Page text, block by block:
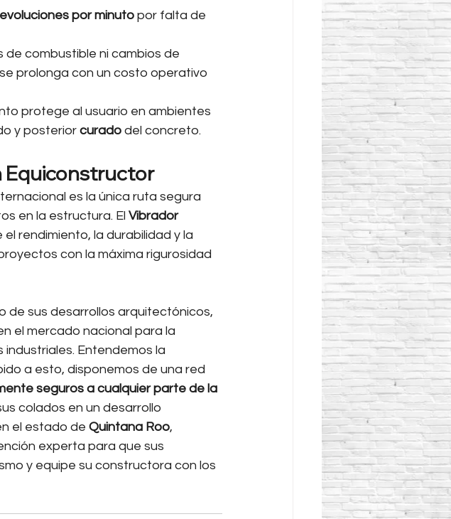
por minuto por falta de
de combustible ni cambios de
prolonga con un costo operativo
protege al usuario en ambientes
y posterior curado del concreto.
Equiconstructor
es la única ruta segura
en la estructura. El Vibrador
el rendimiento, la durabilidad y la
con la máxima rigurosidad
de sus desarrollos arquitectónicos,
el mercado nacional para la
industriales. Entendemos la
a esto, disponemos de una red
seguros a cualquier parte de la
colados en un desarrollo
el estado de Quintana Roo,
experta para que sus
y equipe su constructora con los